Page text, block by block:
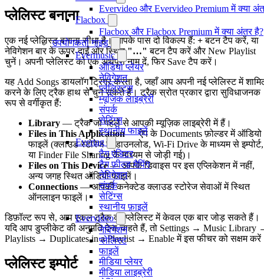
Evervideo और Evervideo Premium में क्या
Flacbox
Flacbox और Flacbox Premium में क्या अंतर है?
उपयोगकर्ता गाइड
Evermusic
ऑडियो प्लेयर
नेविगेशन
प्लेलिस्ट्स
म्यूजिक लाइब्रेरी
संपर्क
सेटिंग्स
स्थानीय फाइलें
Evertag
टैग एडिटर
टैग फ़ील्ड मैपिंग
नेविगेशन
संपर्क
सेटिंग्स
स्थानीय फ़ाइलें
Evervideo
नेविगेशन
प्लेलिस्ट
फाइलें
मीडिया प्लेयर
मीडिया लाइब्रेरी
प्लेलिस्ट बनाना
एक नई प्लेलिस्ट बनाना सीधा है। आपके पास दो विकल्प हैं: +बटन टैप करें, या
नेविगेशन बार के ऊपर-दाईं ओर स्थित"…" बटन टैप करें और New Playlist
चुनें। अपनी प्लेलिस्ट को एक अर्थपूर्ण नाम दें, फिर Save टैप करें।
यह Add Songs डायलॉग ट्रिगर करता है, जहाँ आप अपनी नई प्लेलिस्ट में
करने के लिए ट्रैक हाथ से चुन सकते हैं। ट्रैक स्रोत प्रकार द्वारा सुविधाजनक
रूप से वर्गीकृत हैं:
Library — ट्रैक जो पहले से आपकी म्यूज़िक लाइब्रेरी में हैं।
Files in This Application— ऐप के Documents फ़ोल्डर में ऑडियो
फाइलें (क्लाउड स्टोरेज से डाउनलोड, Wi-Fi Drive के माध्यम से इम्पोर्ट,
या Finder File Sharing के माध्यम से जोड़ी गई)।
Files on This Device— आपके डिवाइस पर इस एप्लिकेशन में नहीं,
अन्य जगह स्थित ऑडियो फाइलें।
Connections — आपकी कनेक्टेड क्लाउड स्टोरेज सेवाओं में स्थित
ऑनलाइन फाइलें।
डिफ़ॉल्ट रूप से, आप एकल ट्रैक को प्लेलिस्ट में केवल एक बार जोड़ सकते हैं।
यदि आप डुप्लीकेट की अनुमति देना चाहते हैं, तो Settings → Music Library
Playlists → Duplicates in a Playlist → Enable में इस फीचर को सक्षम
प्लेलिस्ट इम्पोर्ट